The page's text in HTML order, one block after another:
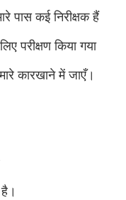
पास कई निरीक्षक हैं
परीक्षण किया गया
कारखाने में जाएँ।